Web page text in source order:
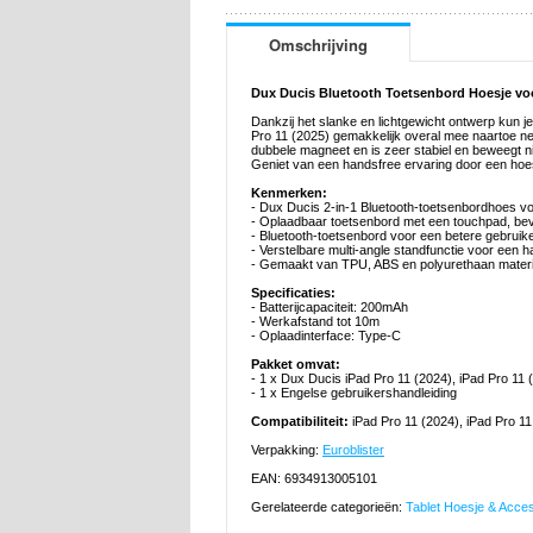
Omschrijving
Dux Ducis Bluetooth Toetsenbord Hoesje
Dankzij het slanke en lichtgewicht ontwerp kun
Pro 11 (2025) gemakkelijk overal mee naartoe
dubbele magneet en is zeer stabiel en beweegt
Geniet van een handsfree ervaring door een
Kenmerken:
- Dux Ducis 2-in-1 Bluetooth-toetsenbordhoes
- Oplaadbaar toetsenbord met een touchpad,
- Bluetooth-toetsenbord voor een betere
- Verstelbare multi-angle standfunctie voor een
- Gemaakt van TPU, ABS en polyurethaan
Specificaties:
- Batterijcapaciteit: 200mAh
- Werkafstand tot 10m
- Oplaadinterface: Type-C
Pakket omvat:
- 1 x Dux Ducis iPad Pro 11 (2024), iPad Pro 11
- 1 x Engelse gebruikershandleiding
Compatibiliteit: iPad Pro 11 (2024), iPad Pro
Verpakking: Euroblister
EAN: 6934913005101
Gerelateerde categorieën: Tablet Hoesje &